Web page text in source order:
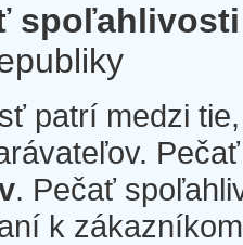
spoľahlivosti
patrí medzi
. Pečať
k